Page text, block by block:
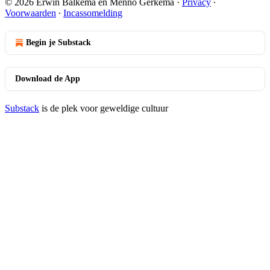
© 2026 Erwin Balkema en Menno Gerkema · Privacy ∙
Voorwaarden ∙ Incassomelding
Begin je Substack
Download de App
Substack is de plek voor geweldige cultuur